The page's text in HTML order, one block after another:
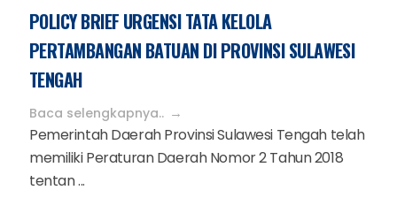
POLICY BRIEF URGENSI TATA KELOLA
PERTAMBANGAN BATUAN DI PROVINSI SULAWESI
TENGAH
Baca selengkapnya..
Pemerintah Daerah Provinsi Sulawesi Tengah telah
memiliki Peraturan Daerah Nomor 2 Tahun 2018
tentan ...